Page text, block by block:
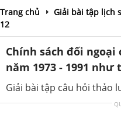
Trang chủ
Giải bài tập lịch
12
Chính sách đối
năm 1973 - 1991 như
Giải bài tập câu hỏi thảo